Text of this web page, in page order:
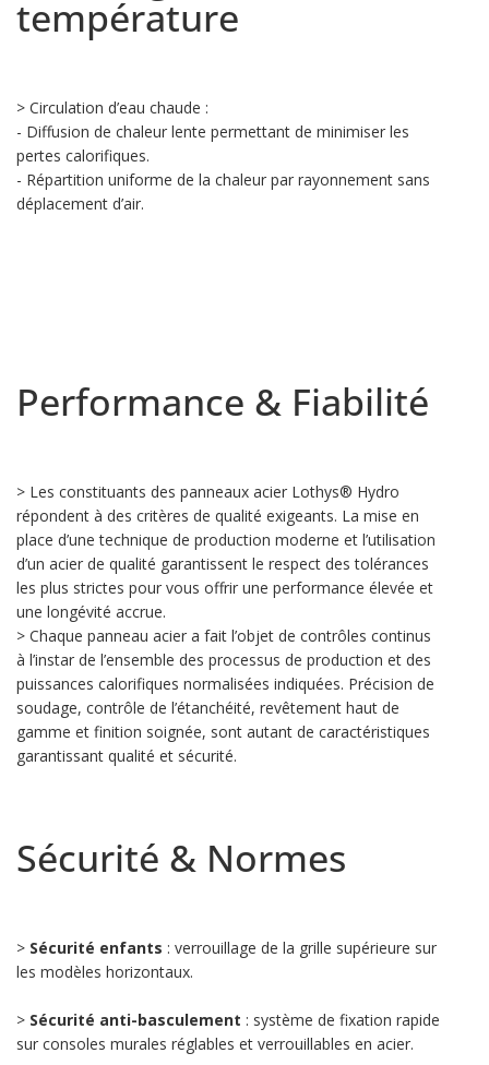
température
> Circulation d’eau chaude :
- Diffusion de chaleur lente permettant de minimiser les
pertes calorifiques.
- Répartition uniforme de la chaleur par rayonnement sans
déplacement d’air.
Performance & Fiabilité
> Les constituants des panneaux acier Lothys® Hydro
répondent à des critères de qualité exigeants. La mise en
place d’une technique de production moderne et l’utilisation
d’un acier de qualité garantissent le respect des tolérances
les plus strictes pour vous offrir une performance élevée et
une longévité accrue.
> Chaque panneau acier a fait l’objet de contrôles continus
à l’instar de l’ensemble des processus de production et des
puissances calorifiques normalisées indiquées. Précision de
soudage, contrôle de l’étanchéité, revêtement haut de
gamme et finition soignée, sont autant de caractéristiques
garantissant qualité et sécurité.
Sécurité & Normes
> Sécurité enfants : verrouillage de la grille supérieure sur
les modèles horizontaux.
> Sécurité anti-basculement : système de fixation rapide
sur consoles murales réglables et verrouillables en acier.